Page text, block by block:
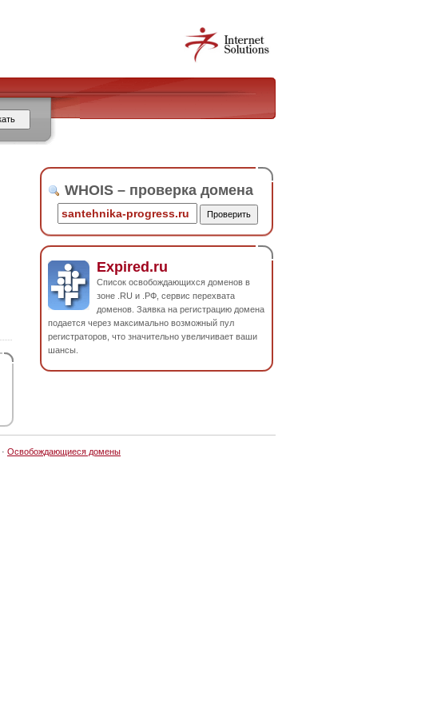
WHOIS – проверка домена
Expired.ru
Список освобождающихся доменов в
зоне .RU и .РФ, сервис перехвата
доменов. Заявка на регистрацию домена
подается через максимально возможный пул
регистраторов, что значительно увеличивает ваши
шансы.
· Освобождающиеся домены